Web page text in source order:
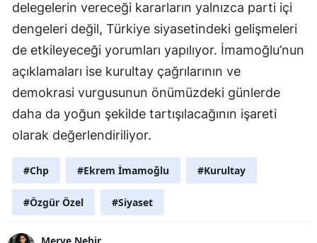
delegelerin vereceği kararların yalnızca parti içi
dengeleri değil, Türkiye siyasetindeki gelişmeleri
de etkileyeceği yorumları yapılıyor. İmamoğlu’nun
açıklamaları ise kurultay çağrılarının ve
demokrasi vurgusunun önümüzdeki günlerde
daha da yoğun şekilde tartışılacağının işareti
olarak değerlendiriliyor.
#Chp #Ekrem İmamoğlu #Kurultay
#Özgür Özel #Siyaset